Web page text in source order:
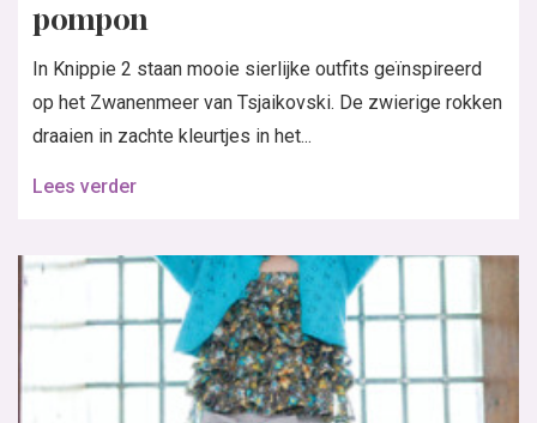
pompon
In Knippie 2 staan mooie sierlijke outfits geïnspireerd
op het Zwanenmeer van Tsjaikovski. De zwierige rokken
draaien in zachte kleurtjes in het...
Lees verder